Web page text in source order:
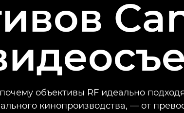
объективы RF идеально
кинопроизводства, — от